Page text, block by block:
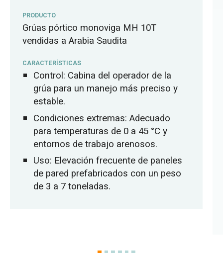
PRODUCTO
Grúas pórtico monoviga MH 10T
vendidas a Arabia Saudita
CARACTERÍSTICAS
Control: Cabina del operador de la
grúa para un manejo más preciso y
estable.
Condiciones extremas: Adecuado
para temperaturas de 0 a 45 °C y
entornos de trabajo arenosos.
Uso: Elevación frecuente de paneles
de pared prefabricados con un peso
de 3 a 7 toneladas.